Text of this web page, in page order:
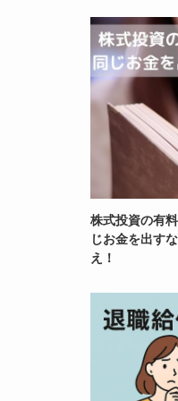
株式投資の有
じお金を出す
え！